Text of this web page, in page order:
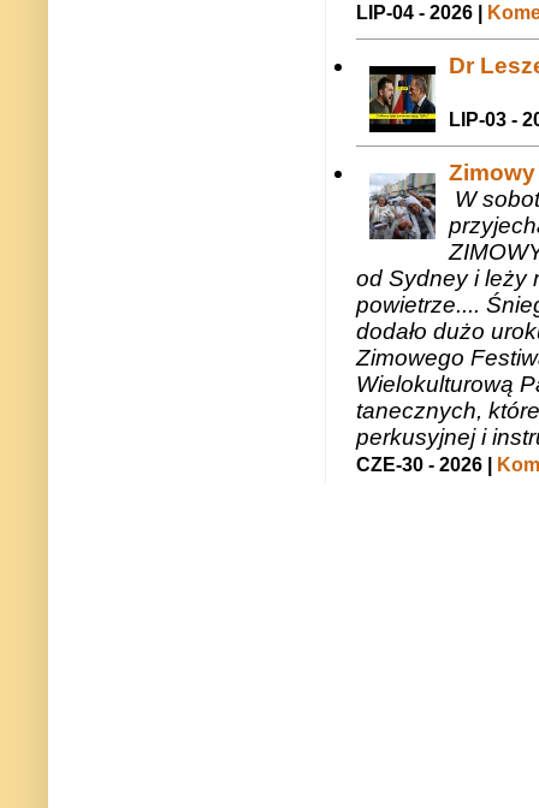
LIP-04 - 2026 |
Dr
LIP-03 -
W
od Sydney i leży
powietrze....
dodało dużo
Zimowego
Wielokulturową
tanecznych,
perkusyjnej i
CZE-30 - 2026 |